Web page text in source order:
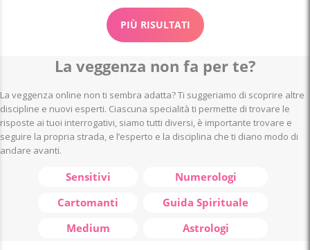
PIÙ RISULTATI
La veggenza non fa per te?
La veggenza online non ti sembra adatta? Ti suggeriamo di scoprire altre
discipline e nuovi esperti. Ciascuna specialità ti permette di trovare le
risposte ai tuoi interrogativi, siamo tutti diversi, è importante trovare e
seguire la propria strada, e l’esperto e la disciplina che ti diano modo di
andare avanti.
Sensitivi
Cartomanti
Medium
Numerologi
Guida Spirituale
Astrologi